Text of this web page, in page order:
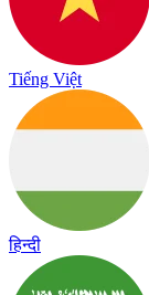
Tiếng Việt
हिन्दी